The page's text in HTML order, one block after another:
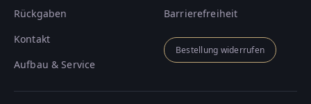
Rückgaben
Kontakt
Aufbau & Service
Barrierefreiheit
Bestellung widerrufen